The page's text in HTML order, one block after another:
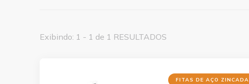
Exibindo: 1 - 1 de 1 RESULTADOS
FITAS DE AÇO ZINCADA